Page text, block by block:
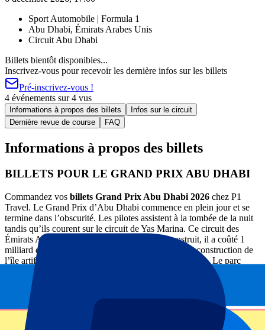
Sport Automobile | Formula 1
Abu Dhabi, Émirats Arabes Unis
Circuit Abu Dhabi
Billets bientôt disponibles...
Inscrivez-vous pour recevoir les dernière infos sur les billets
Pré-inscrivez-vous !
4 événements sur 4 vus
Informations à propos des billets
Infos sur le circuit
Dernière revue de course
FAQ
Informations à propos des billets
BILLETS POUR LE GRAND PRIX ABU DHABI
Commandez vos billets Grand Prix Abu Dhabi 2026 chez P1
Travel. Le Grand Prix d’Abu Dhabi commence en plein jour et se
termine dans l’obscurité. Les pilotes assistent à la tombée de la nuit
tandis qu’ils courent sur le circuit de Yas Marina. Ce circuit des
Émirats Arabes Unis est le plus cher jamais construit, il a coûté 1
milliard de dollars américains. Le prix comprend la construction de
l’île artificielle de Yas et d’un tout nouvel hôtel de luxe. Le parc
d’attractions Ferrari World est également situé sur cette île. Un
Grand Prix exceptionnel dans un pays chaud et dans un
environnement luxueux. Réservez vos
Abu Dhabi f1 tickets